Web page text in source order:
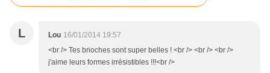
L Lou 16/01/2014 19:57
<br /> Tes brioches sont super belles ! <br /> <br /> <br />
j'aime leurs formes irrésistibles !!!<br />